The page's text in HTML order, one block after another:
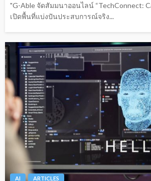
"G-Able จัดสัมมนาออนไลน์ “TechConnect:
เปิดพื้นที่แบ่งปันประสบการณ์จริง...
AI ARTICLES